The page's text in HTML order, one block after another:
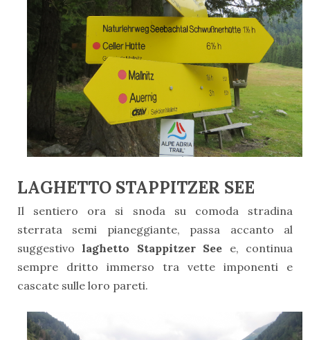
LAGHETTO STAPPITZER SEE
Il sentiero ora si snoda su comoda stradina
sterrata semi pianeggiante, passa accanto al
suggestivo laghetto Stappitzer See e, continua
sempre dritto immerso tra vette imponenti e
cascate sulle loro pareti.